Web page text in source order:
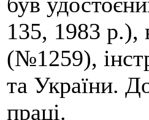
135, 1983 р.),
(№1259),
та України.
праці.